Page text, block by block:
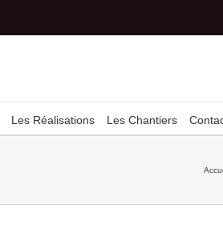
Les Réalisations Les Chantiers